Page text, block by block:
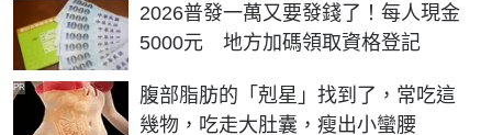
2026普發一萬又要發錢了！每人現金
5000元 地方加碼領取資格登記
腹部脂肪的「剋星」找到了，常吃這
幾物，吃走大肚囊，瘦出小蠻腰
PR